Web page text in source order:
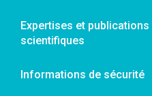
Expertises et publications
scientifiques
Informations de sécurité